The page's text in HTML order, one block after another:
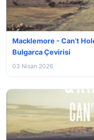
Macklemore - Can’t
Bulgarca Çevirisi
03 Nisan 2026